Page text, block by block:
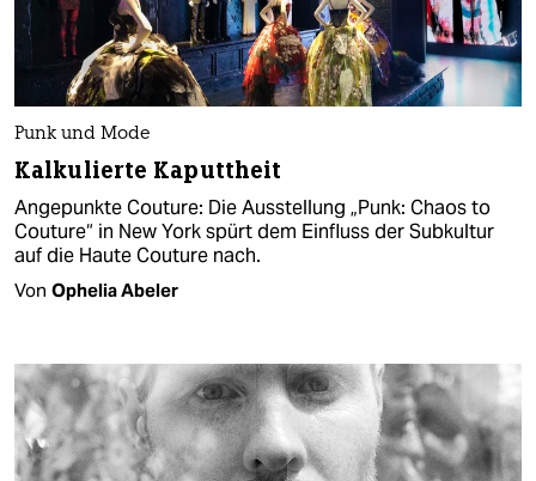
Punk und Mode
Kalkulierte Kaputtheit
Angepunkte Couture: Die Ausstellung „Punk: Chaos to
Couture“ in New York spürt dem Einfluss der Subkultur
auf die Haute Couture nach.
Von Ophelia Abeler